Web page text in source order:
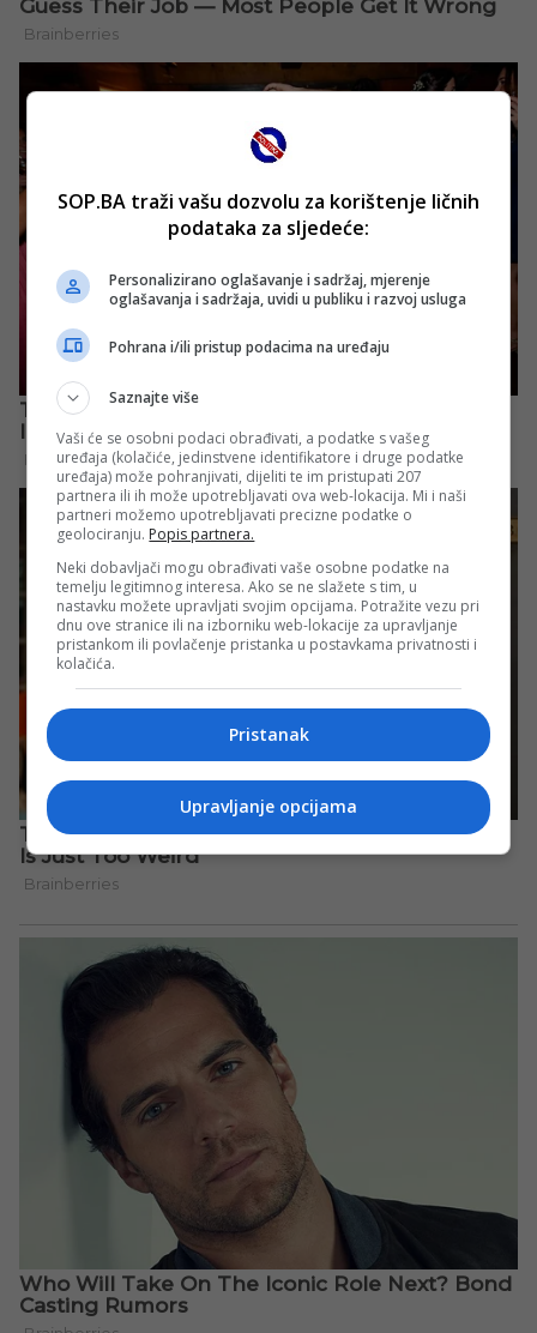
SOP.BA traži vašu dozvolu za korištenje ličnih
podataka za sljedeće:
Personalizirano oglašavanje i sadržaj, mjerenje
oglašavanja i sadržaja, uvidi u publiku i razvoj usluga
Pohrana i/ili pristup podacima na uređaju
Saznajte više
Vaši će se osobni podaci obrađivati, a podatke s vašeg
uređaja (kolačiće, jedinstvene identifikatore i druge podatke
uređaja) može pohranjivati, dijeliti te im pristupati 207
partnera ili ih može upotrebljavati ova web-lokacija. Mi i naši
partneri možemo upotrebljavati precizne podatke o
geolociranju. Popis partnera.
Neki dobavljači mogu obrađivati vaše osobne podatke na
temelju legitimnog interesa. Ako se ne slažete s tim, u
nastavku možete upravljati svojim opcijama. Potražite vezu pri
dnu ove stranice ili na izborniku web-lokacije za upravljanje
pristankom ili povlačenje pristanka u postavkama privatnosti i
kolačića.
Pristanak
Upravljanje opcijama